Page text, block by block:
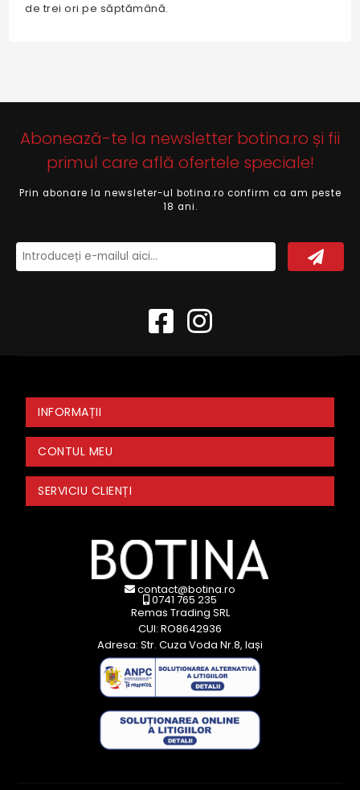
de trei ori pe săptămână.
Abonează-te la newsletter botina.ro și fii
primul care află ofertele speciale!
Prin abonare la newsleter-ul botina.ro confirm ca am peste
18 ani.
INFORMAȚII
CONTUL MEU
SERVICIU CLIENȚI
contact@botina.ro
0741 765 235
Remas Trading SRL
CUI: RO8642936
Adresa: Str. Cuza Voda Nr.8, Iași